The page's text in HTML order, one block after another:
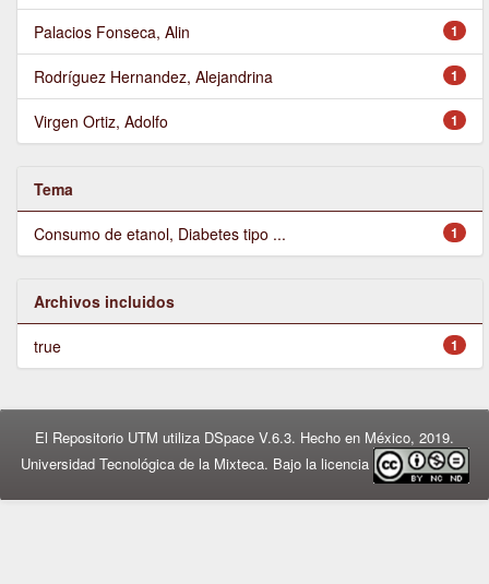
1
Palacios Fonseca, Alin
1
Rodríguez Hernandez, Alejandrina
1
Virgen Ortiz, Adolfo
Tema
1
Consumo de etanol, Diabetes tipo ...
Archivos incluidos
1
true
El Repositorio UTM utiliza DSpace V.6.3. Hecho en México, 2019.
Universidad Tecnológica de la Mixteca. Bajo la licencia